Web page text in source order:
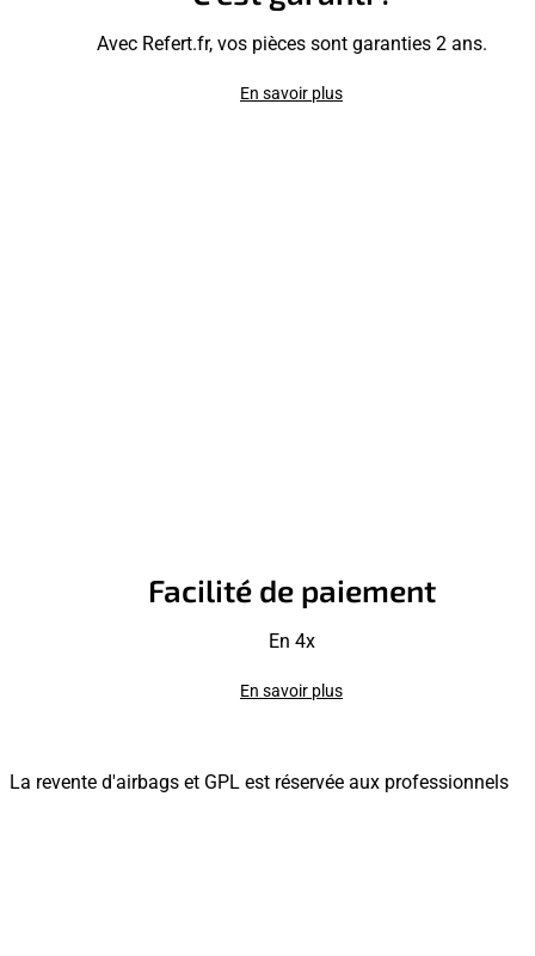
Avec Refert.fr, vos pièces sont garanties 2 ans.
En savoir plus
Facilité de paiement
En 4x
En savoir plus
La revente d'airbags et GPL est réservée aux professionnels